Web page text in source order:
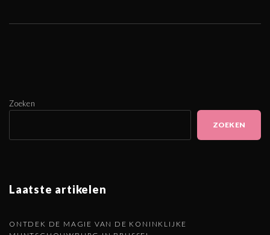
Zoeken
ZOEKEN
Laatste artikelen
ONTDEK DE MAGIE VAN DE KONINKLIJKE